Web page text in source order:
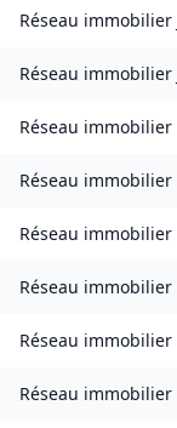
Réseau immobilier
Réseau immobilier
Réseau immobilier
Réseau immobilier
Réseau immobilier
Réseau immobilier
Réseau immobilier
Réseau immobilier